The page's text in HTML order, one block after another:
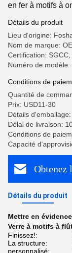
en fer à motifs à
Détails du produit
Lieu d'origine:
Nom de marque:
Certification:
Numéro de modèle:
Conditions de
Quantité de
Prix: USD11-30
Détails
Délai de livraison:
Conditions de
Capacité
Obtenez
Détails du produit
Mettre en
Verre à motifs à
Finissez!:
La structure:
personnalisé: